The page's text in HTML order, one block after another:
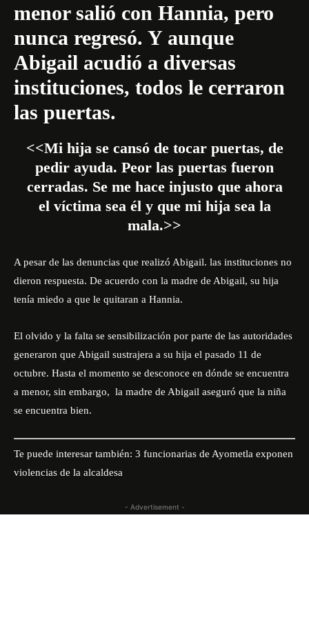
menor salió con Hannia, pero
nunca regresó. Y aunque
Abigail acudió a diversas
instituciones, todos le cerraron
las puertas.
<<Mi hija se cansó de tocar puertas, de
pedir ayuda. Peor las puertas fueron
cerradas. Se me hace injusto que ahora
el víctima sea él y que mi hija sea la
mala.>>
A pesar de las denuncias que realizó Abigail. las instituciones no
dieron respuesta. De acuerdo con la madre de Abigail, su hija
tenía miedo a que le quitaran a Hannia.
El olvido y la falta se sensibilización por parte de las autoridades
generaron que Abigail sustrajera a su hija el pasado 11 de
octubre. Hasta el momento se desconoce en dónde se encuentra
a menor, sin embargo, la madre de Abigail aseguró que la niña
se encuentra bien.
Te puede interesar también: 3 funcionarias de Ayometla exponen
violencias de la alcaldesa
- Advertisement -